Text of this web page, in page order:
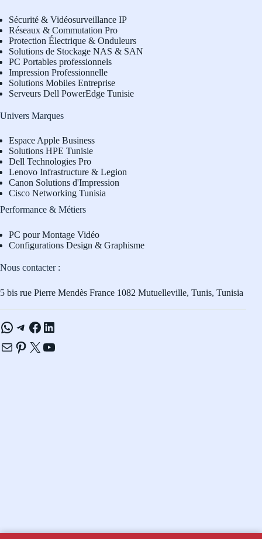
Sécurité & Vidéosurveillance IP
Réseaux & Commutation Pro
Protection Électrique & Onduleurs
Solutions de Stockage NAS & SAN
PC Portables professionnels
Impression Professionnelle
Solutions Mobiles Entreprise
Serveurs Dell PowerEdge Tunisie
Univers Marques
Espace Apple Business
Solutions HPE Tunisie
Dell Technologies Pro
Lenovo Infrastructure & Legion
Canon Solutions d'Impression
Cisco Networking Tunisia
Performance & Métiers
PC pour Montage Vidéo
Configurations Design & Graphisme
Nous contacter :
5 bis rue Pierre Mendès France 1082 Mutuelleville, Tunis, Tunisia
WhatsApp
Telegram
Facebook
LinkedIn
E-mailPinterest
X YouTube